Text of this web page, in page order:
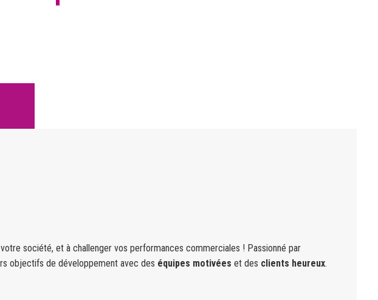
votre société, et à challenger vos performances commerciales ! Passionné par
objectifs de développement avec des équipes motivées et des clients heureux.